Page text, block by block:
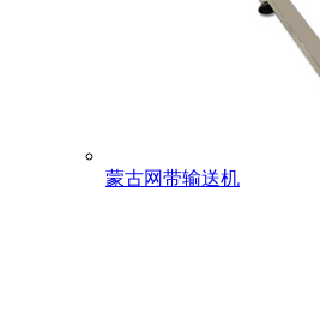
蒙古网带输送机